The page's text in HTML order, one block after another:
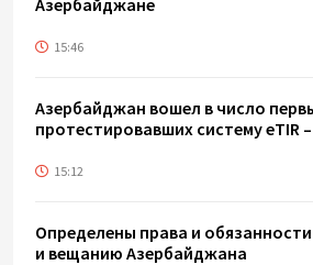
15:46
Азербайджан вошел в число
протестировавших систему eTIR –
15:12
Определены права и
и вещанию Азербайджана